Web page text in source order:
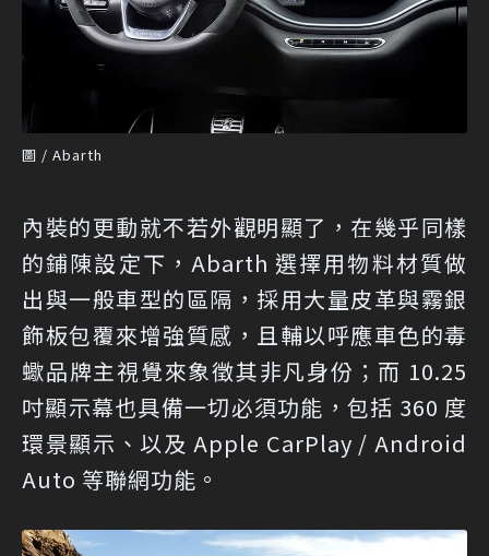
圖 / Abarth
內裝的更動就不若外觀明顯了，在幾乎同樣
的鋪陳設定下，Abarth 選擇用物料材質做
出與一般車型的區隔，採用大量皮革與霧銀
飾板包覆來增強質感，且輔以呼應車色的毒
蠍品牌主視覺來象徵其非凡身份；而 10.25
吋顯示幕也具備一切必須功能，包括 360 度
環景顯示、以及 Apple CarPlay / Android
Auto 等聯網功能。